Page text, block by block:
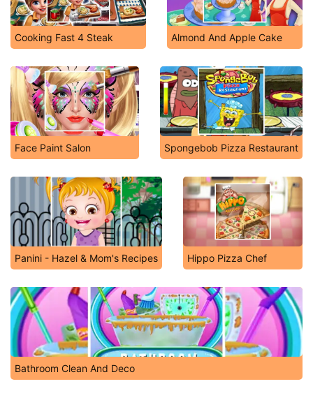
Cooking Fast 4 Steak Almond And Apple Cake
Face Paint Salon Spongebob Pizza Restaurant
Panini - Hazel & Mom's Recipes Hippo Pizza Chef
Bathroom Clean And Deco